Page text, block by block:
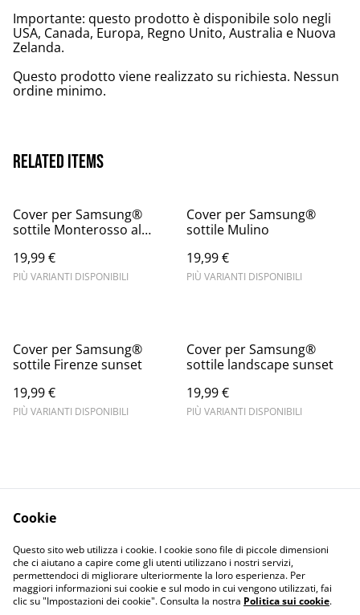
Importante: questo prodotto è disponibile solo negli
USA, Canada, Europa, Regno Unito, Australia e Nuova
Zelanda.
Questo prodotto viene realizzato su richiesta. Nessun
ordine minimo.
Related items
Cover per Samsung®
sottile Monterosso al
19,99 €
PIÙ VARIANTI DISPONIBILI
Cover per Samsung®
sottile Mulino
19,99 €
PIÙ VARIANTI DISPONIBILI
Cover per Samsung®
sottile Firenze sunset
19,99 €
PIÙ VARIANTI DISPONIBILI
Cover per Samsung®
sottile landscape sunset
19,99 €
PIÙ VARIANTI DISPONIBILI
Informativa sulla
privacy
Terms and
conditions
Cookie
Questo sito web utilizza i cookie. I cookie sono file di piccole dimensioni
che ci aiutano a capire come gli utenti utilizzano i nostri servizi,
permettendoci di migliorare ulteriormente la loro esperienza. Per
maggiori informazioni sui cookie e sul modo in cui vengono utilizzati, fai
clic su "Impostazioni dei cookie". Consulta la nostra Politica sui cookie.